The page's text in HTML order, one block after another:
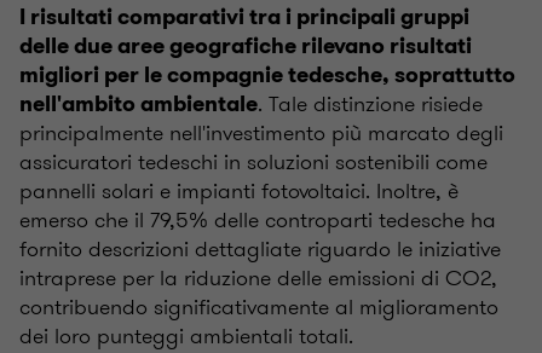
I risultati comparativi tra i principali gruppi
delle due aree geografiche rilevano risultati
migliori per le compagnie tedesche, soprattutto
nell'ambito ambientale. Tale distinzione risiede
principalmente nell'investimento più marcato degli
assicuratori tedeschi in soluzioni sostenibili come
pannelli solari e impianti fotovoltaici. Inoltre, è
emerso che il 79,5% delle controparti tedesche ha
fornito descrizioni dettagliate riguardo le iniziative
intraprese per la riduzione delle emissioni di CO2,
contribuendo significativamente al miglioramento
dei loro punteggi ambientali totali.